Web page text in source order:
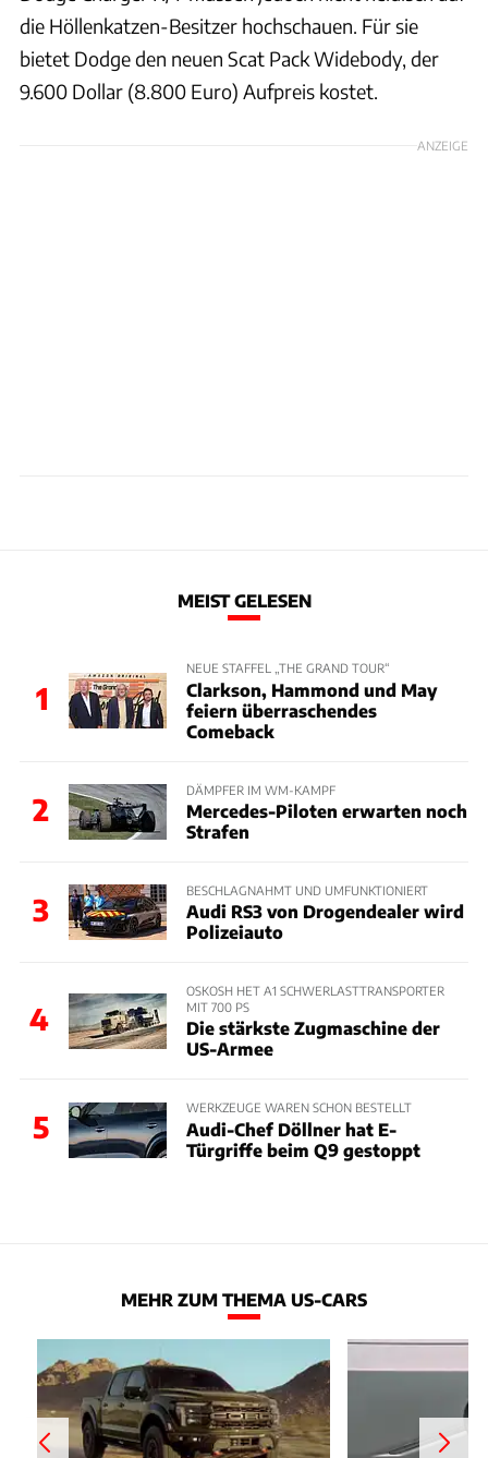
die Höllenkatzen-Besitzer hochschauen. Für sie
bietet Dodge den neuen Scat Pack Widebody, der
9.600 Dollar (8.800 Euro) Aufpreis kostet.
ANZEIGE
MEIST GELESEN
1
NEUE STAFFEL „THE GRAND TOUR“
Clarkson, Hammond und May
feiern überraschendes
Comeback
2
DÄMPFER IM WM-KAMPF
Mercedes-Piloten erwarten noch
Strafen
3
BESCHLAGNAHMT UND UMFUNKTIONIERT
Audi RS3 von Drogendealer wird
Polizeiauto
4
OSKOSH HET A1 SCHWERLASTTRANSPORTER
MIT 700 PS
Die stärkste Zugmaschine der
US-Armee
5
WERKZEUGE WAREN SCHON BESTELLT
Audi-Chef Döllner hat E-
Türgriffe beim Q9 gestoppt
MEHR ZUM THEMA US-CARS